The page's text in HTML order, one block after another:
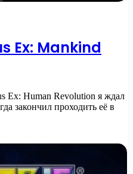
Ex: Mankind
Ex: Human Revolution я ждал
закончил проходить её в